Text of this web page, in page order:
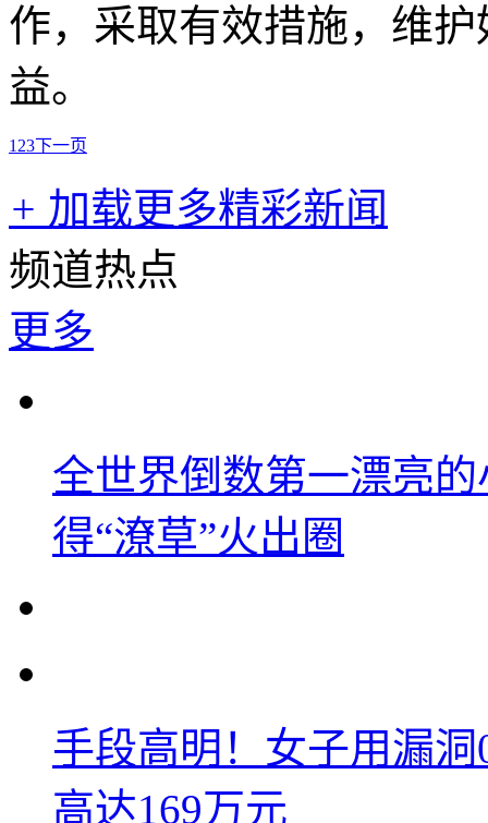
作，采取有效措施，维
益。
1 23下一页
+ 加载更多精彩新闻
频道热点
更多
全世界倒数第一漂亮
得“潦草”火出圈
手段高明！女子用漏
高达169万元